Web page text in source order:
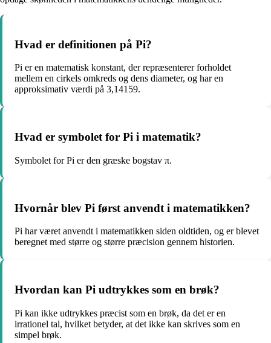
Hvad er definitionen på Pi?
Pi er en matematisk konstant, der repræsenterer forholdet
mellem en cirkels omkreds og dens diameter, og har en
approksimativ værdi på 3,14159.
Hvad er symbolet for Pi i matematik?
Symbolet for Pi er den græske bogstav π.
Hvornår blev Pi først anvendt i matematikken?
Pi har været anvendt i matematikken siden oldtiden, og er blevet
beregnet med større og større præcision gennem historien.
Hvordan kan Pi udtrykkes som en brøk?
Pi kan ikke udtrykkes præcist som en brøk, da det er en
irrationel tal, hvilket betyder, at det ikke kan skrives som en
simpel brøk.